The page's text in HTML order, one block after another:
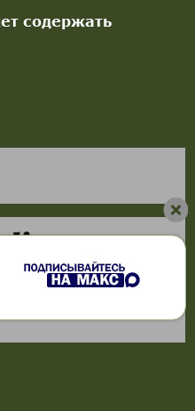
содержать